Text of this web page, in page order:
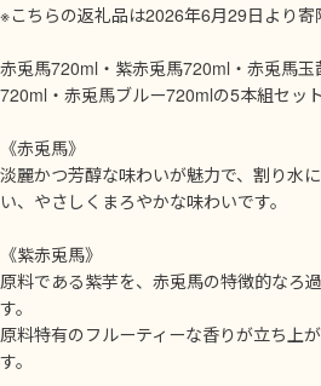
※こちらの返礼品は2026年6月29日より寄
赤兎馬720ml・紫赤兎馬720ml・赤兎馬
720ml・赤兎馬ブルー720mlの5本組セット
《赤兎馬》
淡麗かつ芳醇な味わいが魅力で、割り水
い、やさしくまろやかな味わいです。
《紫赤兎馬》
原料である紫芋を、赤兎馬の特徴的なろ
す。
原料特有のフルーティーな香りが立ち上
す。